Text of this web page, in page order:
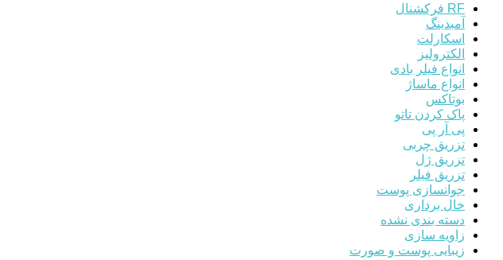
RF فرکشنال
آمبدینگ
اسکارلت
الکترولیز
انواع فیلر بادی
انواع ماساژ
بوتاکس
پاک کردن تاتو
پی آر پی
تزریق چربی
تزریق ژل
تزریق فیلر
جوانسازی پوست
خال برداری
دسته بندی نشده
زاویه سازی
زیبایی پوست و صورت